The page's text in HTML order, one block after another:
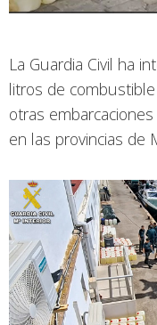
La Guardia Civil ha
litros de
otras
en las provincias de